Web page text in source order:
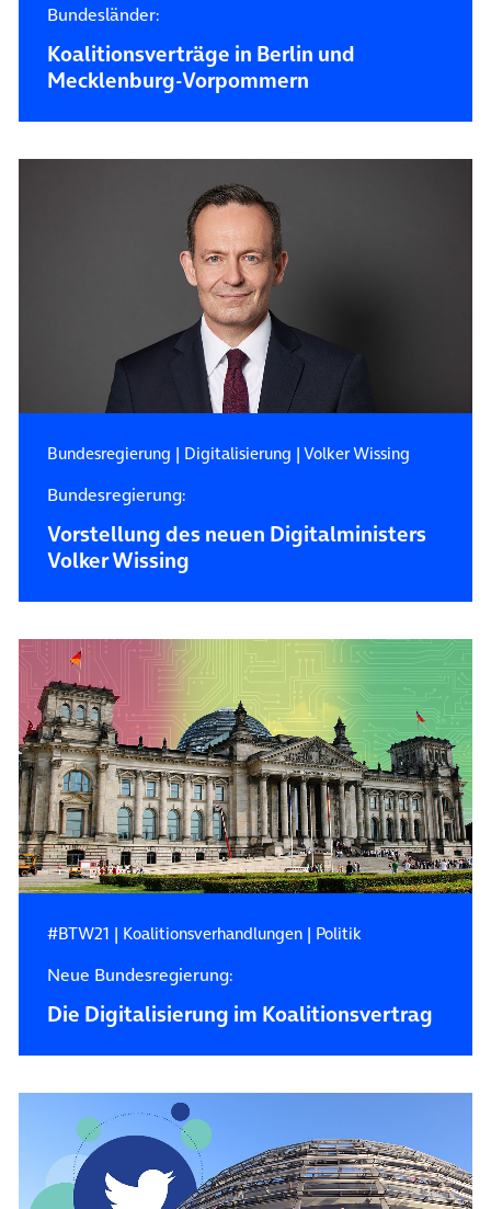
Bundesländer:
Koalitionsverträge in Berlin und
Mecklenburg-Vorpommern
Bundesregierung | Digitalisierung |Volker Wissing
Bundesregierung:
Vorstellung des neuen Digitalministers
Volker Wissing
#BTW21 | Koalitionsverhandlungen| Politik
Neue Bundesregierung:
Die Digitalisierung im Koalitionsvertrag